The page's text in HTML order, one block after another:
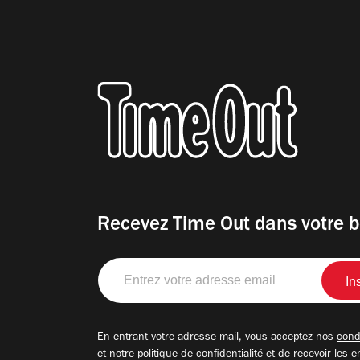
Recevez Time Out dans votre
Entrez
votre
adresse
En entrant votre adresse mail, vous acceptez nos
et notre politique de confidentialité et de recevoir les